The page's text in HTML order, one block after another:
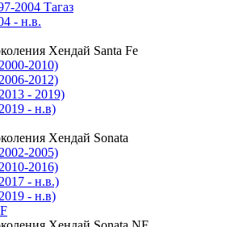
2004 Тагаз
- н.в.
Хендай Santa Fe
2010)
2012)
- 2019)
- н.в)
Хендай Sonata
2005)
2016)
- н.в.)
- н.в)